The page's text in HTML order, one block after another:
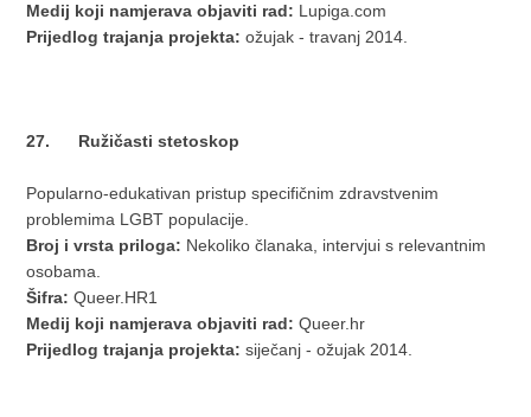
Medij koji namjerava objaviti rad: Lupiga.com
Prijedlog trajanja projekta: ožujak - travanj 2014.
27. Ružičasti stetoskop
Popularno-edukativan pristup specifičnim zdravstvenim
problemima LGBT populacije.
Broj i vrsta priloga: Nekoliko članaka, intervjui s relevantnim
osobama.
Šifra: Queer.HR1
Medij koji namjerava objaviti rad: Queer.hr
Prijedlog trajanja projekta: siječanj - ožujak 2014.